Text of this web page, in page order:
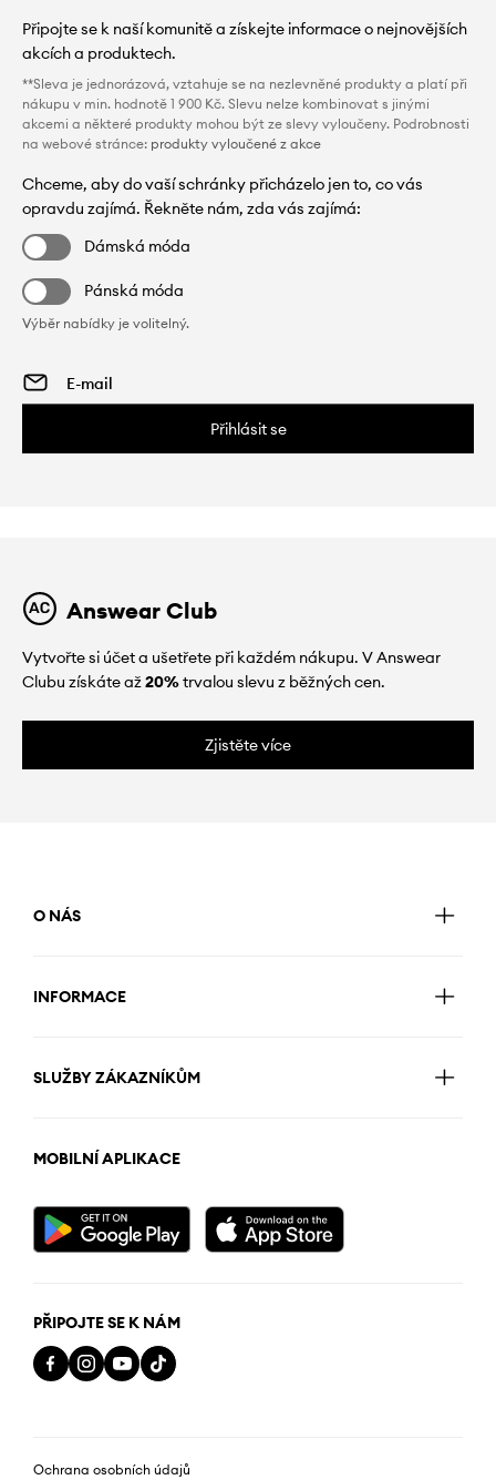
Připojte se k naší komunitě a získejte informace o nejnovějších
akcích a produktech.
**Sleva je jednorázová, vztahuje se na nezlevněné produkty a platí při
nákupu v min. hodnotě 1 900 Kč. Slevu nelze kombinovat s jinými
akcemi a některé produkty mohou být ze slevy vyloučeny. Podrobnosti
na webové stránce: produkty vyloučené z akce
Chceme, aby do vaší schránky přicházelo jen to, co vás
opravdu zajímá. Řekněte nám, zda vás zajímá:
Dámská móda
Pánská móda
Výběr nabídky je volitelný.
Přihlásit se
Answear Club
Vytvořte si účet a ušetřete při každém nákupu. V Answear
Clubu získáte až20%trvalou slevu z běžných cen.
Zjistěte více
O NÁS
INFORMACE
SLUŽBY ZÁKAZNÍKŮM
MOBILNÍ APLIKACE
PŘIPOJTE SE K NÁM
Ochrana osobních údajů